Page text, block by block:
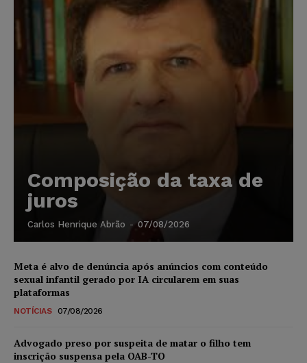
Composição da taxa de
juros
Carlos Henrique Abrão - 07/08/2026
Meta é alvo de denúncia após anúncios com conteúdo
sexual infantil gerado por IA circularem em suas
plataformas
NOTÍCIAS 07/08/2026
Advogado preso por suspeita de matar o filho tem
inscrição suspensa pela OAB-TO